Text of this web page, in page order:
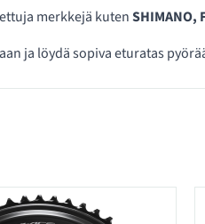
merkkejä kutenSHIMANO,
ja löydä sopiva eturatas
Eturattaat